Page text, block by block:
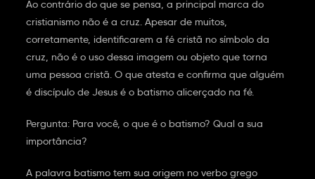
Ao contrário do que se pensa, a principal marca do
cristianismo não é a cruz. Apesar de muitos,
corretamente, identificarem a fé cristã no símbolo da
cruz, não é o uso dessa imagem ou objeto que torna
uma pessoa cristã. O que atesta e confirma que alguém
é discípulo de Jesus é o batismo alicerçado na fé.
Pergunta: Para você, o que é o batismo? Qual a sua
importância?
A palavra batismo tem sua origem no verbo grego